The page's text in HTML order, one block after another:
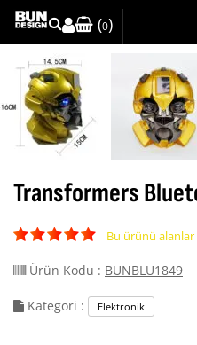
(0)
Transformers
Bu ürünü
Ürün Kodu : BUNBLU1849
Kategori : Elektronik